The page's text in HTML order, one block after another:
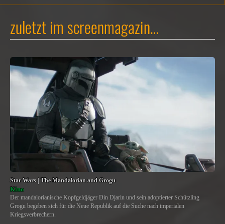
zuletzt im screenmagazin…
Star Wars | The Mandalorian and Grogu
Kino
Der mandalorianische Kopfgeldjäger Din Djarin und sein adoptierter Schützling
Grogu begeben sich für die Neue Republik auf die Suche nach imperialen
Kriegsverbrechern.